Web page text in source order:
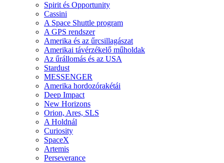
Spirit és Opportunity
Cassini
A Space Shuttle program
A GPS rendszer
Amerika és az űrcsillagászat
Amerikai távérzékelő műholdak
Az űrállomás és az USA
Stardust
MESSENGER
Amerika hordozórakétái
Deep Impact
New Horizons
Orion, Ares, SLS
A Holdnál
Curiosity
SpaceX
Artemis
Perseverance